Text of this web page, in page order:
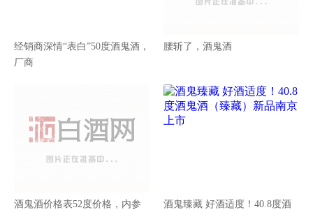
经销商深情“表白”50度酒鬼酒，
厂商
腰斩了，酒鬼酒
酒鬼酒价格表52度价格，内参
酒鬼臻藏 好酒适度！40.8度酒